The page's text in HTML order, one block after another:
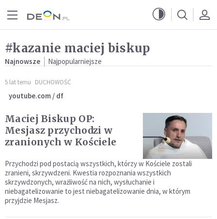
#kazanie maciej biskup
Najnowsze Najpopularniejsze
5 lat temu DUCHOWOŚĆ
youtube.com / df
Maciej Biskup OP:
Mesjasz przychodzi w
zranionych w Kościele
Przychodzi pod postacią wszystkich, którzy w Kościele zostali
zranieni, skrzywdzeni. Kwestia rozpoznania wszystkich
skrzywdzonych, wrażliwość na nich, wysłuchanie i
niebagatelizowanie to jest niebagatelizowanie dnia, w którym
przyjdzie Mesjasz.